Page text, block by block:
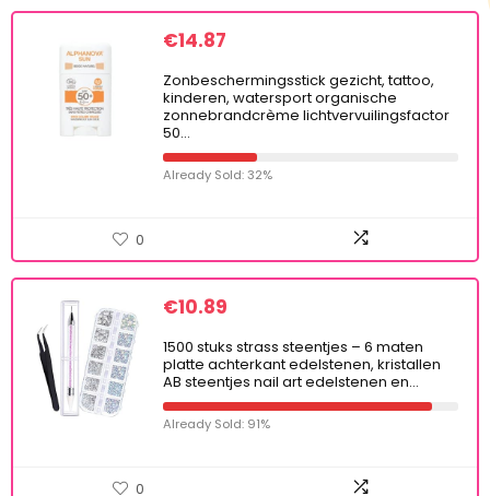
€14.87
Zonbeschermingsstick gezicht, tattoo,
kinderen, watersport organische
zonnebrandcrème lichtvervuilingsfactor
50…
Already Sold: 32%
0
€10.89
1500 stuks strass steentjes – 6 maten
platte achterkant edelstenen, kristallen
AB steentjes nail art edelstenen en…
Already Sold: 91%
0